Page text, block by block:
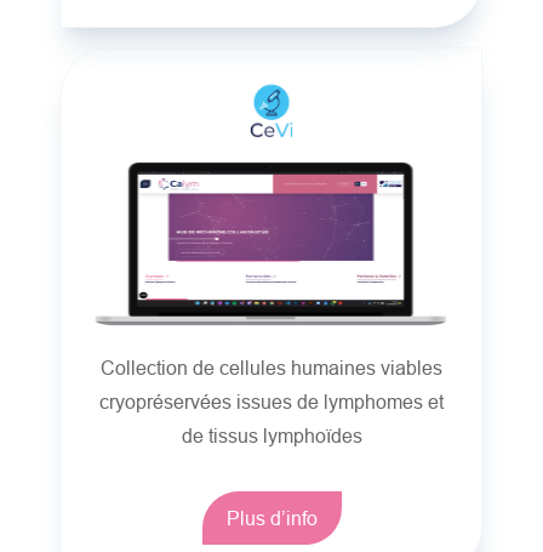
Collection de cellules humaines viables
cryopréservées issues de lymphomes et
de tissus lymphoïdes
Plus d’info